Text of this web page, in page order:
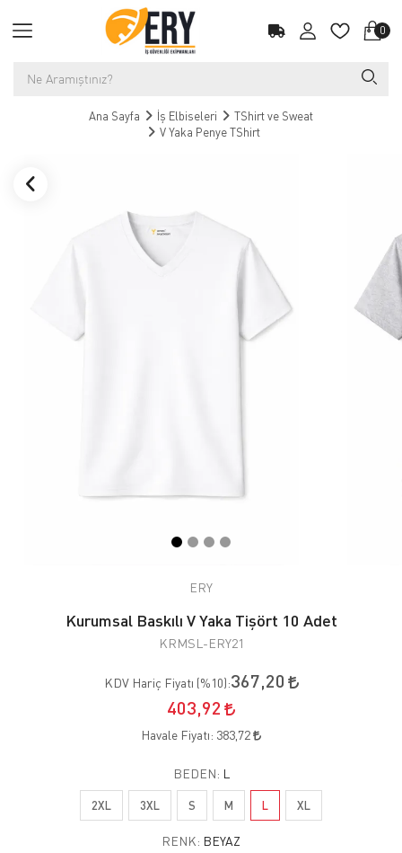
0
Ana Sayfa İş Elbiseleri
TShirt ve Sweat
V Yaka Penye TShirt
ERY
Kurumsal Baskılı V Yaka Tişört 10 Adet
KRMSL-ERY21
KDV Hariç Fiyatı (%10):367,20
403,92
Havale Fiyatı: 383,72
BEDEN: L
2XL 3XL S M L XL
RENK: BEYAZ